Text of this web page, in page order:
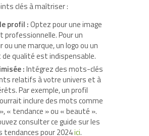
clés à maîtriser :
profil :Optez pour une image
Pour un
ou une marque, un logo ou un
qualité est indispensable.
:Intégrez des mots-clés
relatifs à votre univers et à
Par exemple, un profil
inclure des mots comme
« tendance » ou « beauté ».
consulter ce guide sur les
tendances pour 2024ici.